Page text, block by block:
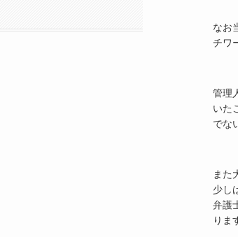
なお
チワ
管理
いた
でな
また
少し
弁護
りま